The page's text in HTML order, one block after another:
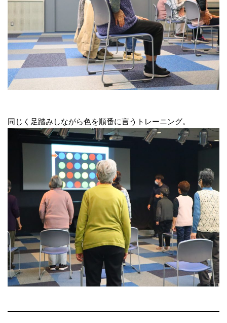
同じく足踏みしながら色を順番に言うトレーニング。